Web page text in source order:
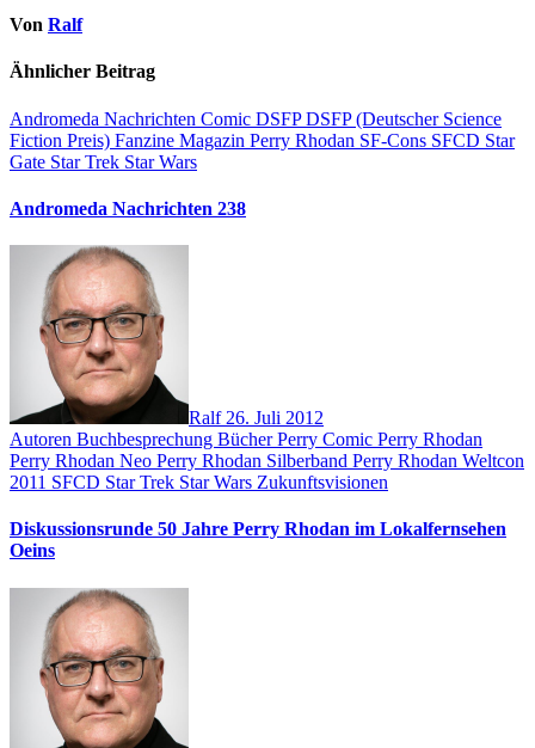
Von Ralf
Ähnlicher Beitrag
Andromeda Nachrichten Comic DSFPDSFP (Deutscher Science
Fiction Preis) Fanzine Magazin Perry Rhodan SF-Cons SFCD Star
Gate Star Trek Star Wars
Andromeda Nachrichten 238
Ralf 26. Juli 2012
Autoren Buchbesprechung BücherPerry Comic Perry Rhodan
Perry Rhodan Neo Perry Rhodan Silberband Perry Rhodan Weltcon
2011 SFCD Star Trek Star Wars Zukunftsvisionen
Diskussionsrunde 50 Jahre Perry Rhodan im Lokalfernsehen
Oeins